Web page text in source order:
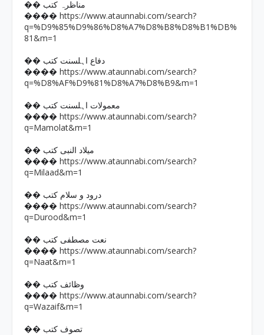
�� مناظرہ کتب
���� https://www.ataunnabi.com/search?
q=%D9%85%D9%86%D8%A7%D8%B8%D8%B1%DB%
81&m=1
�� دفاع اہلسنت کتب
���� https://www.ataunnabi.com/search?
q=%D8%AF%D9%81%D8%A7%D8%B9&m=1
�� معمولات اہلسنت کتب
���� https://www.ataunnabi.com/search?
q=Mamolat&m=1
�� میلاد النبی کتب
���� https://www.ataunnabi.com/search?
q=Milaad&m=1
�� درود و سلام کتب
���� https://www.ataunnabi.com/search?
q=Durood&m=1
�� نعت مصطفی کتب
���� https://www.ataunnabi.com/search?
q=Naat&m=1
�� وظائف کتب
���� https://www.ataunnabi.com/search?
q=Wazaif&m=1
�� تصوف کتب